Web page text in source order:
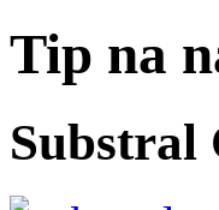
Tip na
Substral